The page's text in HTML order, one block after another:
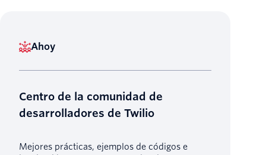
Ahoy
Centro de la comunidad de
desarrolladores de Twilio
Mejores prácticas, ejemplos de códigos e